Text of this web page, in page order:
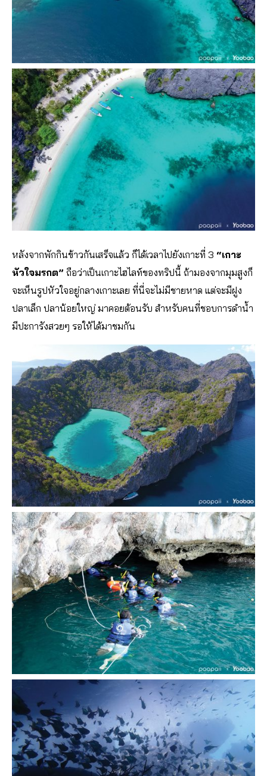
หลังจากพักกินข้าวกันเสร็จแล้ว ก็ได้เวลาไปยังเกาะที่ 3 “เกาะ
หัวใจมรกต” ถือว่าเป็นเกาะไฮไลท์ของทริปนี้ ถ้ามองจากมุมสูงก็
จะเห็นรูปหัวใจอยู่กลางเกาะเลย ที่นี่จะไม่มีชายหาด แต่จะมีฝูง
ปลาเล็ก ปลาน้อยใหญ่ มาคอยต้อนรับ สำหรับคนที่ชอบการดำน้ำ
มีปะการังสวยๆ รอให้ได้มาชมกัน